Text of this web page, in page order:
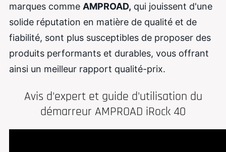
marques comme AMPROAD, qui jouissent d'une
solide réputation en matière de qualité et de
fiabilité, sont plus susceptibles de proposer des
produits performants et durables, vous offrant
ainsi un meilleur rapport qualité-prix.
Avis d'expert et guide d'utilisation du
démarreur AMPROAD iRock 40